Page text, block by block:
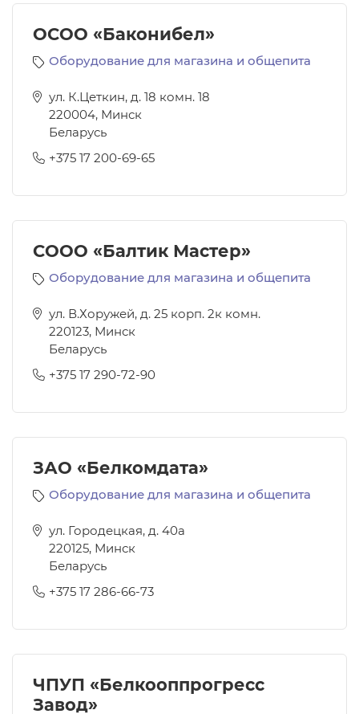
ОСОО «Баконибел»
Оборудование для магазина и общепита
ул. К.Цеткин, д. 18 комн. 18
220004, Минск
Беларусь
+375 17 200-69-65
СООО «Балтик Мастер»
Оборудование для магазина и общепита
ул. В.Хоружей, д. 25 корп. 2к комн.
220123, Минск
Беларусь
+375 17 290-72-90
ЗАО «Белкомдата»
Оборудование для магазина и общепита
ул. Городецкая, д. 40а
220125, Минск
Беларусь
+375 17 286-66-73
ЧПУП «Белкооппрогресс
Завод»